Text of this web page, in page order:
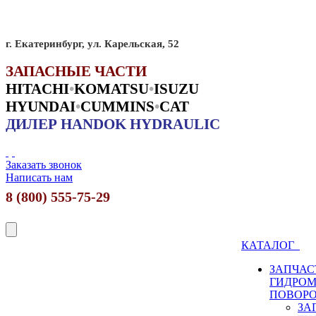
г. Екатеринбург, ул. Карельская, 52
ЗАПАСНЫЕ ЧАСТИ
HITACHI•KOMATSU•ISUZU
HYUNDAI•CUMMINS•CAT
ДИЛЕР HANDOK HYDRAULIC
Заказать звонок
Написать нам
8 (800) 555-75-29
КАТАЛОГ